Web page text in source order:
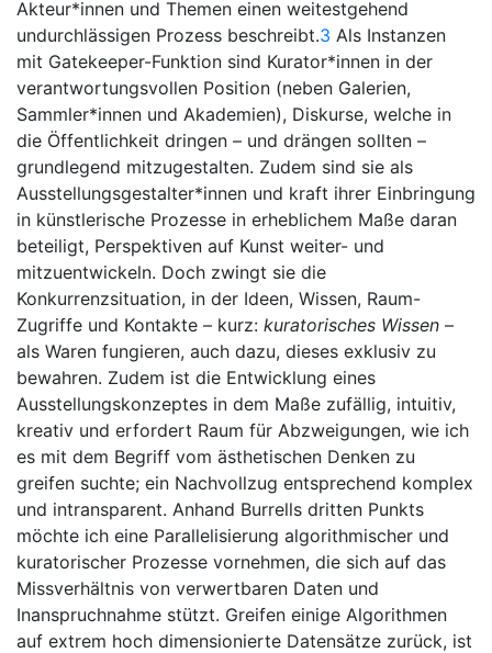
Akteur*innen und Themen einen weitestgehend
undurchlässigen Prozess beschreibt.3 Als Instanzen
mit Gatekeeper-Funktion sind Kurator*innen in der
verantwortungsvollen Position (neben Galerien,
Sammler*innen und Akademien), Diskurse, welche in
die Öffentlichkeit dringen – und drängen sollten –
grundlegend mitzugestalten. Zudem sind sie als
Ausstellungsgestalter*innen und kraft ihrer Einbringung
in künstlerische Prozesse in erheblichem Maße daran
beteiligt, Perspektiven auf Kunst weiter- und
mitzuentwickeln. Doch zwingt sie die
Konkurrenzsituation, in der Ideen, Wissen, Raum-
Zugriffe und Kontakte – kurz: kuratorisches Wissen –
als Waren fungieren, auch dazu, dieses exklusiv zu
bewahren. Zudem ist die Entwicklung eines
Ausstellungskonzeptes in dem Maße zufällig, intuitiv,
kreativ und erfordert Raum für Abzweigungen, wie ich
es mit dem Begriff vom ästhetischen Denken zu
greifen suchte; ein Nachvollzug entsprechend komplex
und intransparent. Anhand Burrells dritten Punkts
möchte ich eine Parallelisierung algorithmischer und
kuratorischer Prozesse vornehmen, die sich auf das
Missverhältnis von verwertbaren Daten und
Inanspruchnahme stützt. Greifen einige Algorithmen
auf extrem hoch dimensionierte Datensätze zurück, ist